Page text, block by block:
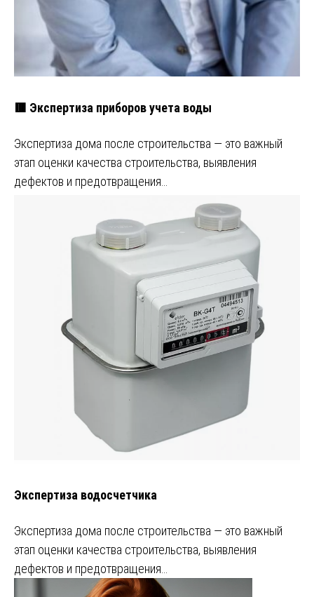
🟥 Экспертиза приборов учета воды
Экспертиза дома после строительства — это важный
этап оценки качества строительства, выявления
дефектов и предотвращения…
Экспертиза водосчетчика
Экспертиза дома после строительства — это важный
этап оценки качества строительства, выявления
дефектов и предотвращения…